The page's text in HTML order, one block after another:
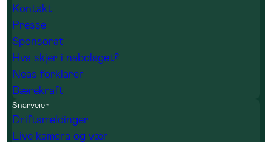
Kontakt
Presse
Sponsorat
Hva skjer i nabolaget?
Neas forklarer
Bærekraft
Snarveier
Driftsmeldinger
Live kamera og vær